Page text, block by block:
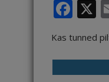
F
c
e
X
Kas tunned